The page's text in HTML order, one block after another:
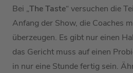
Bei „The Taste“ versuchen die
Anfang der Show, die Coaches
überzeugen. Es gibt nur einen
das Gericht muss auf einen
in nur eine Stunde fertig sein.